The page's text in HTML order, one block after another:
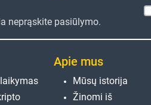
neprąskite pasiūlymo.
Apie mus
Mūsų istorija
Žinomi iš